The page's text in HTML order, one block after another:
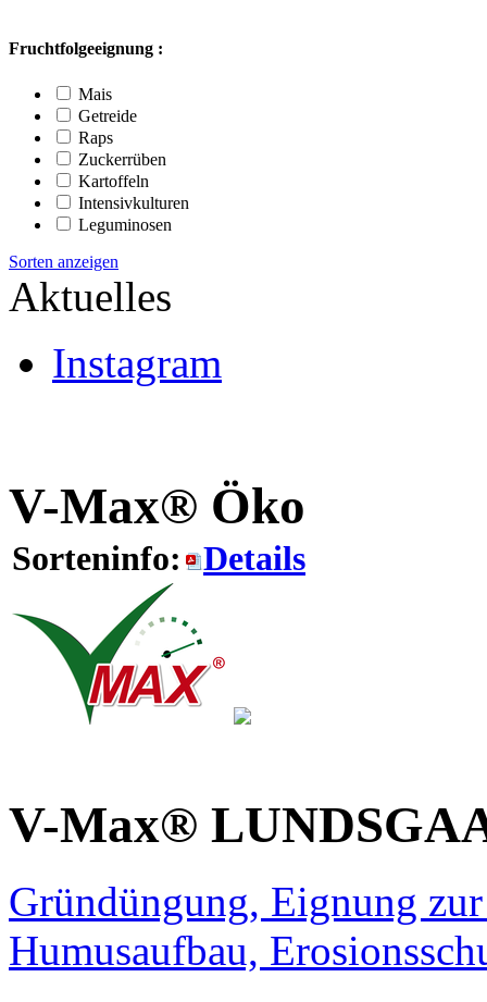
Fruchtfolgeeignung :
Mais
Getreide
Raps
Zuckerrüben
Kartoffeln
Intensivkulturen
Leguminosen
Sorten anzeigen
Aktuelles
Instagram
V-Max® Öko
Sorteninfo: Details
V-Max®
Gründüngung, Eignung
Humusaufbau,